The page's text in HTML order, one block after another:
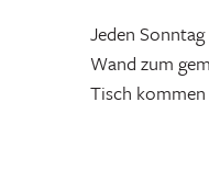
Jeden
Wand zum
Tisch kommen